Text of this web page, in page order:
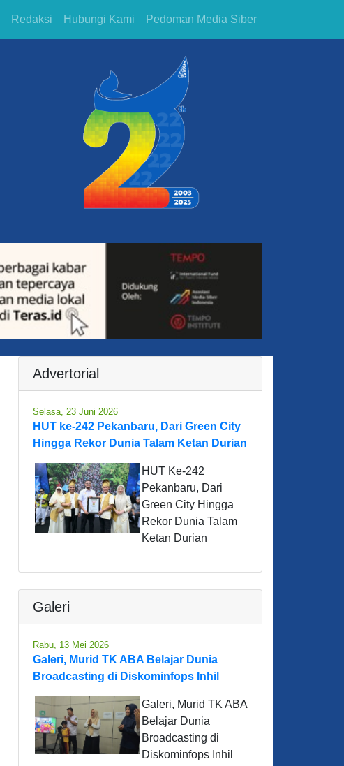
Redaksi Hubungi Kami Pedoman Media Siber
Advertorial
Selasa, 23 Juni 2026
HUT ke-242 Pekanbaru, Dari Green City
Hingga Rekor Dunia Talam Ketan Durian
HUT Ke-242
Pekanbaru, Dari
Green City Hingga
Rekor Dunia Talam
Ketan Durian
Galeri
Rabu, 13 Mei 2026
Galeri, Murid TK ABA Belajar Dunia
Broadcasting di Diskominfops Inhil
Galeri, Murid TK ABA
Belajar Dunia
Broadcasting di
Diskominfops Inhil